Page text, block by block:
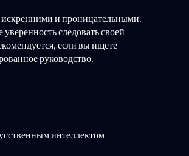
и проницательными.
следовать своей
если вы ищете
руководство.
интеллектом